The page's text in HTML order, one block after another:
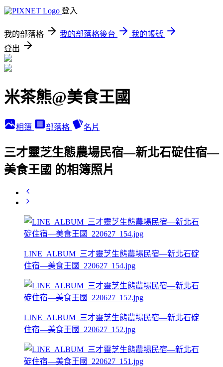
登入
我的部落格 我的部落格後台
我的帳號
登出
米茶熊@美食王國
相簿 部落格 名片
三才靈芝生態農場民宿—新北石碇住宿—
美食王國 的相簿照片
LINE_ALBUM_三才靈芝生態農場民宿—新北石碇
住宿—美食王國_220627_154.jpg
LINE_ALBUM_三才靈芝生態農場民宿—新北石碇
住宿—美食王國_220627_152.jpg